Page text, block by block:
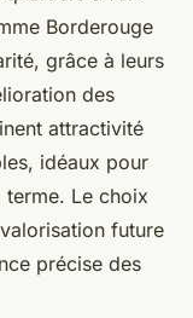
Borderouge
grâce à leurs
des
attractivité
idéaux pour
terme. Le choix
future
précise des